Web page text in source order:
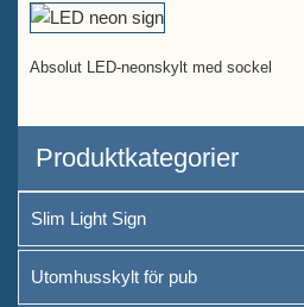
Absolut LED-neonskylt med sockel
Produktkategorier
Slim Light Sign
Utomhusskylt för pub